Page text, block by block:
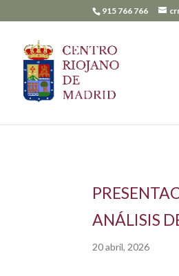
915 766 766
ANÁLISIS
20 abril, 2026